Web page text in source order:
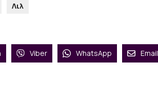
Λιλ
Viber WhatsApp Email